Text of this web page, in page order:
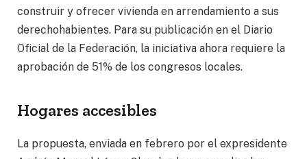
construir y ofrecer vivienda en arrendamiento a sus
derechohabientes. Para su publicación en el Diario
Oficial de la Federación, la iniciativa ahora requiere la
aprobación de 51% de los congresos locales.
Hogares accesibles
La propuesta, enviada en febrero por el expresidente